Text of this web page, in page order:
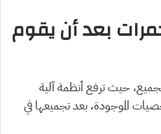
بعد أن يقوم
حيث ترفع أنظمة آلية
الموجودة، بعد تجميعها في